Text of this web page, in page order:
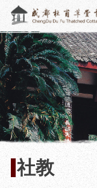
活动
社教